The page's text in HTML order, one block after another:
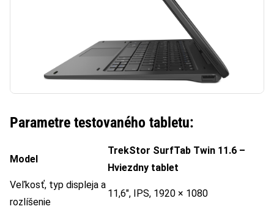
Parametre testovaného tabletu:
Model
TrekStor SurfTab Twin 11.6 –
Hviezdny tablet
Veľkosť, typ displeja a
rozlíšenie
11,6″, IPS, 1920 × 1080